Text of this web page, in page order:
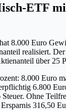
ETF
8.000 Euro
realisiert.
über 25
8.000 Euro
6.800
Ohne
316,50